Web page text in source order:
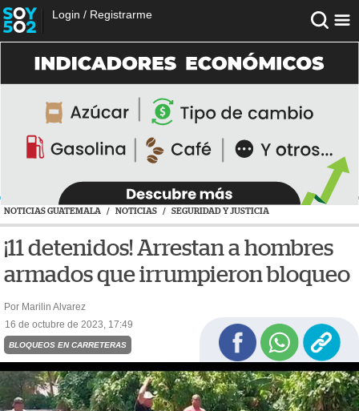
Login / Registrarme
NOTICIAS GUATEMALA / NOTICIAS / SEGURIDAD Y JUSTICIA
¡11 detenidos! Arrestan a hombres
armados que irrumpieron bloqueo
Por Marilin Alvarez
16 de octubre de 2023, 17:49
BLOQUEOS EN CARRETERAS